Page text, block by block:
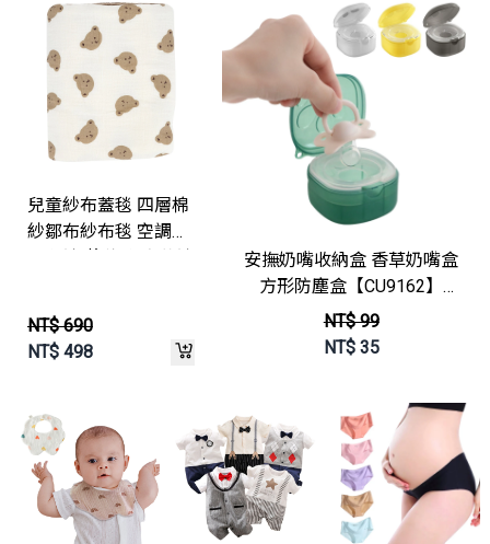
兒童紗布蓋毯 四層棉
紗鄒布紗布毯 空調毯
NT$ 690
NT$498
安撫奶嘴收納盒 香草奶嘴盒
方形防塵盒【CU9162】
JoyBaby
NT$ 99
NT$35